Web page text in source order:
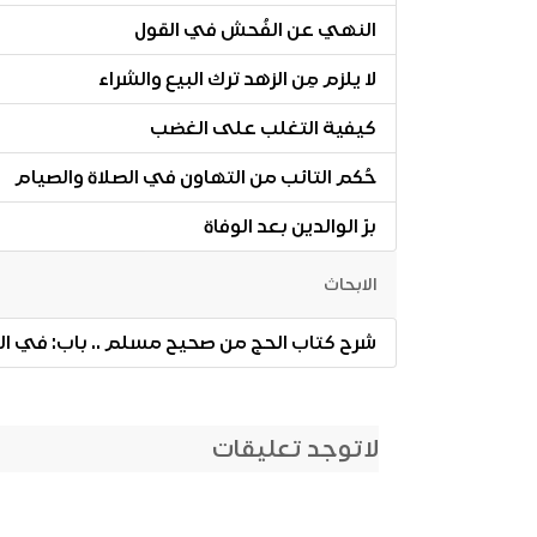
النهي عن الفُحش في القول
لا يلزم مِن الزهد ترك البيع والشراء
كيفية التغلب على الغضب
حُكم التائب من التهاون في الصلاة والصيام
برّ الوالدين بعد الوفاة
الابحاث
شرح كتاب الحج من صحيح مسلم .. باب: في
لاتوجد تعليقات